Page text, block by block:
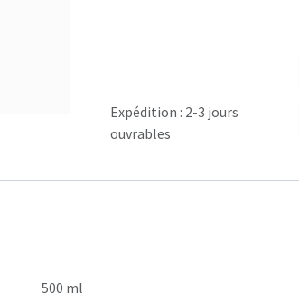
Expédition : 2-3 jours
ouvrables
500 ml